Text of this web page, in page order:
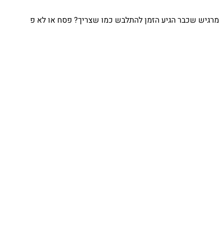
מרגיש שכבר הגיע הזמן להתלבש כמו שצריך? פסח או לא פ